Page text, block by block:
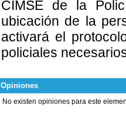
CIMSE de la
ubicación de la
activará el
policiales
Opiniones
No existen opiniones para este